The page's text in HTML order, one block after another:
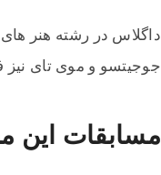
داگلاس در رشته هنر
جوجیتسو و موی تای نیز
مسابقات این